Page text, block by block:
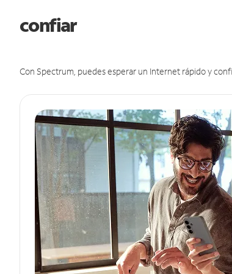
confiar
Con Spectrum, puedes esperar un Internet rápido y